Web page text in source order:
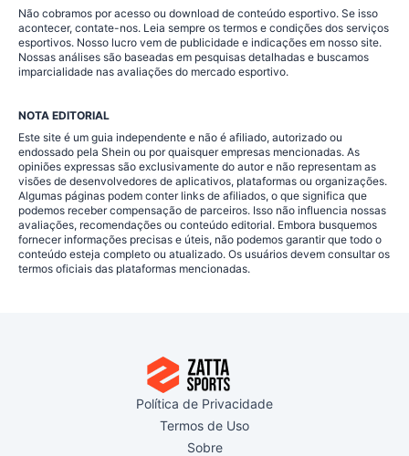
Não cobramos por acesso ou download de conteúdo esportivo. Se isso
acontecer, contate-nos. Leia sempre os termos e condições dos serviços
esportivos. Nosso lucro vem de publicidade e indicações em nosso site.
Nossas análises são baseadas em pesquisas detalhadas e buscamos
imparcialidade nas avaliações do mercado esportivo.
NOTA EDITORIAL
Este site é um guia independente e não é afiliado, autorizado ou
endossado pela Shein ou por quaisquer empresas mencionadas. As
opiniões expressas são exclusivamente do autor e não representam as
visões de desenvolvedores de aplicativos, plataformas ou organizações.
Algumas páginas podem conter links de afiliados, o que significa que
podemos receber compensação de parceiros. Isso não influencia nossas
avaliações, recomendações ou conteúdo editorial. Embora busquemos
fornecer informações precisas e úteis, não podemos garantir que todo o
conteúdo esteja completo ou atualizado. Os usuários devem consultar os
termos oficiais das plataformas mencionadas.
Política de Privacidade
Termos de Uso
Sobre